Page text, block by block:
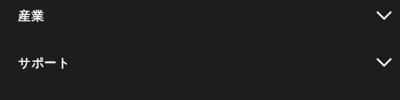
産業
サポート